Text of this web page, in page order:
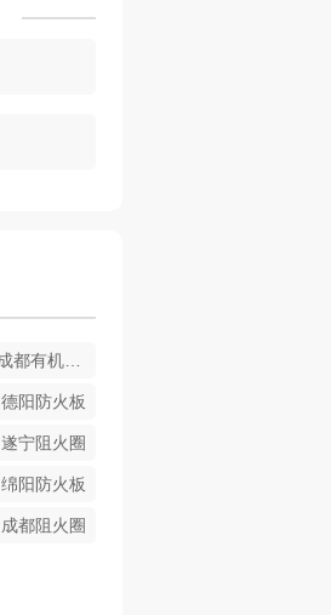
成都有机堵料
德阳防火板
遂宁阻火圈
绵阳防火板
成都阻火圈